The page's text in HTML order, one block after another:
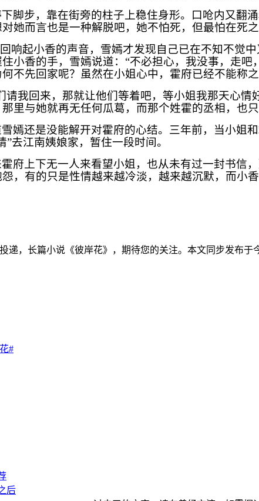
脚步，靠在街旁的柱子上稳住身形。口呛内又翻
她而言也是一种解脱吧，她不怕死，但最怕在死
响起小香的声音，雪嫣才发现自己已在不知不觉
小香的手，雪嫣说道：“不必担心，我没事，走
不先回家呢？虽然在小姐心中，霍府已经不能称
请我回来，那就让他们等着吧，等小姐我那天心
里与她就再无任何瓜葛，而那个姓霍的丞相，也
嫣还是没能解开对霍府的心结。三年前，当小姐
去江南姨娘家，暂住一段时间。
府上下无一人来看望小姐，也从未有过一封书信
，有的只是性情越来越冷淡，越来越沉默，而小
递，长篇小说《彼岸花》，期待您的关注。本文同步发布
#
后